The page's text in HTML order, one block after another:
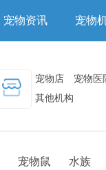
宠物资讯 宠物
宠物店 宠物医
其他机构
宠物鼠 水族